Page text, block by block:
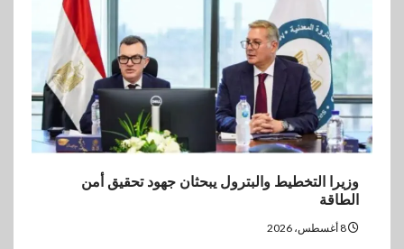
2026
وزيرا التخطيط والبترول يبحثان جهود تحقيق أمن
الطاقة